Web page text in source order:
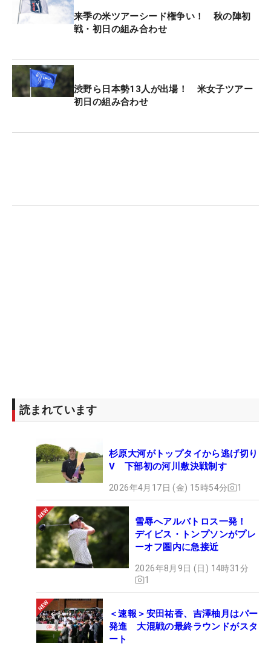
来季の米ツアーシード権争い！ 秋の陣初
戦・初日の組み合わせ
渋野ら日本勢13人が出場！ 米女子ツアー
初日の組み合わせ
読まれています
杉原大河がトップタイから逃げ切り
V 下部初の河川敷決戦制す
2026年4月17日 (金) 15時54分 1
雪辱へアルバトロス一発！
デイビス・トンプソンがプレ
ーオフ圏内に急接近
2026年8月9日 (日) 14時31分
1
＜速報＞安田祐香、吉澤柚月はパー
発進 大混戦の最終ラウンドがスタ
ート